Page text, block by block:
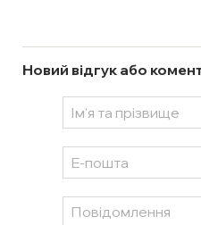
Новий відгук або